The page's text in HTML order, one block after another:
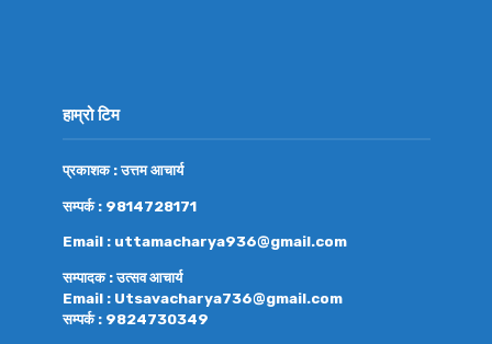
हाम्रो टिम
प्रकाशक : उत्तम आचार्य
सम्पर्क : 9814728171
Email : uttamacharya936@gmail.com
सम्पादक : उत्सव आचार्य
Email : Utsavacharya736@gmail.com
सम्पर्क : 9824730349